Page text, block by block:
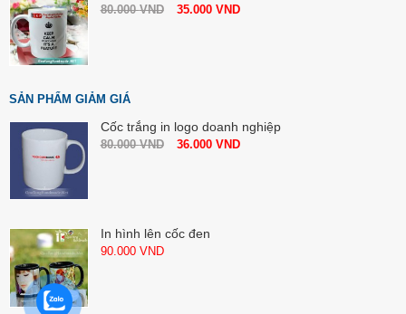
80.000VND 35.000 VND
SẢN PHẨM GIẢM GIÁ
Cốc trắng in logo doanh nghiệp
80.000VND 36.000 VND
In hình lên cốc đen
90.000 VND